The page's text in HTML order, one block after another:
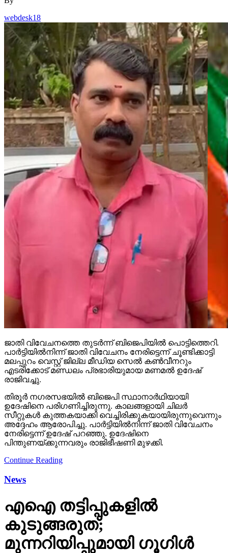
webdesk18
ജാതി വിവേചനത്തെ തുടര്‍ന്ന് ബിജെപിയില്‍ പൊട്ടിത്തെറി.
പാര്‍ട്ടിയില്‍നിന്ന് ജാതി വിവേചനം നേരിട്ടെന്ന് ചൂണ്ടിക്കാട്ടി
മലപ്പുറം വെസ്റ്റ് ജില്ല മീഡിയ സെല്‍ കണ്‍വീനറും
എടരിക്കോട് മണ്ഡലം പ്രഭാരിയുമായ മണമല്‍ ഉദേഷ്
രാജിവച്ചു.
തിരൂര്‍ നഗരസഭയില്‍ ബിജെപി സ്ഥാനാര്‍ഥിയായി
ഉദേഷിനെ പരിഗണിച്ചിരുന്നു. കാലങ്ങളായി ചിലര്‍
സീറ്റുകള്‍ കുത്തകയാക്കി വെച്ചിരിക്കുകയായിരുന്നുവെന്നും
അദ്ദേഹം ആരോപിച്ചു. പാര്‍ട്ടിയില്‍നിന്ന് ജാതി വിവേചനം
നേരിട്ടെന്ന് ഉദേഷ് പറഞ്ഞു. ഉദേഷിനെ
പിന്തുണയ്ക്കുന്നവരും രാജിഭീഷണി മുഴക്കി.
Continue Reading
News
എഐ തട്ടിപ്പുകളില്‍
കുടുങ്ങരുത്;
മുന്നറിയിപ്പുമായി ഗൂഗിള്‍